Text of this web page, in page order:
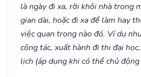
là ngày đi xa, rời khỏi nhà trong
gian dài, hoặc đi xa để làm hay
việc quan trọng nào đó. Ví dụ
công tác, xuất hành đi thi đại
lịch (áp dụng khi có thể chủ